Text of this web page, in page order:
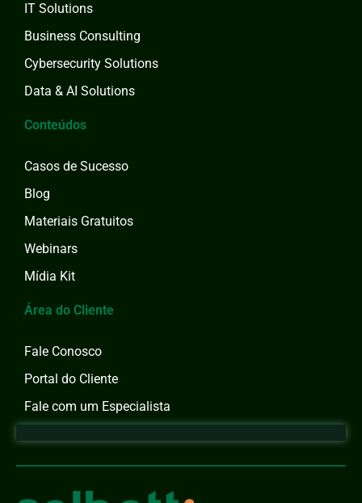
IT Solutions
Business Consulting
Cybersecurity Solutions
Data & AI Solutions
Conteúdos
Casos de Sucesso
Blog
Materiais Gratuitos
Webinars
Mídia Kit
Área do Cliente
Fale Conosco
Portal do Cliente
Fale com um Especialista